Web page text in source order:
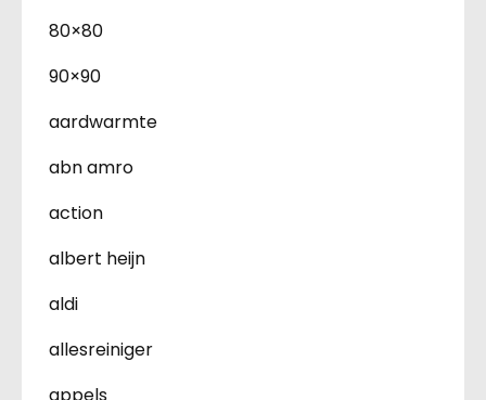
80×80
90×90
aardwarmte
abn amro
action
albert heijn
aldi
allesreiniger